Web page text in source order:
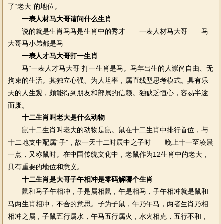
了“老大”的地位。
一表人材马大哥请问什么生肖
说的就是生肖马马是生肖中的秀才——一表人材马大哥——马
大哥马小弟都是马
一表人才马大哥打一生肖
马“一表人才马大哥”打一生肖是马。马年出生的人崇尚自由、无
拘束的生活。其独立心强、为人坦率，属直线型思考模式。具有乐
天的人生观，颇能得到朋友和部属的信赖。独缺乏恒心，容易半途
而废。
十二生肖叫老大是什么动物
鼠十二生肖叫老大的动物是鼠。鼠在十二生肖中排行首位，与
十二地支中配属“子”，故一天十二时辰中之子时——晚上十一至凌晨
一点，又称鼠时。在中国传统文化中，老鼠作为12生肖中的老大，
具有重要的地位和意义。
十二生肖是大哥子午相冲是零码解哪个生肖
鼠和马子午相冲，子是属相鼠，午是相马，子午相冲就是鼠和
马两生肖相冲，不合的意思。子为子鼠，午乃午马，两者生肖乃相
相冲之属，子鼠五行属水，午马五行属火，水火相克，五行不和，